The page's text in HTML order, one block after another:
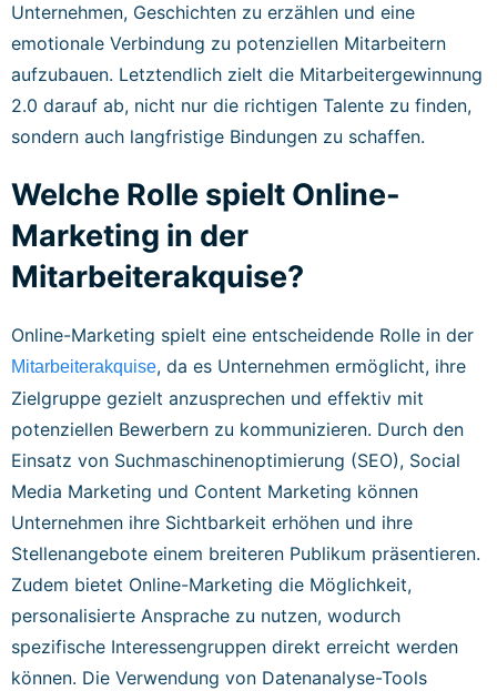
Unternehmen, Geschichten zu erzählen und eine
emotionale Verbindung zu potenziellen Mitarbeitern
aufzubauen. Letztendlich zielt die Mitarbeitergewinnung
2.0 darauf ab, nicht nur die richtigen Talente zu finden,
sondern auch langfristige Bindungen zu schaffen.
Welche Rolle spielt Online-
Marketing in der
Mitarbeiterakquise?
Online-Marketing spielt eine entscheidende Rolle in der
Mitarbeiterakquise, da es Unternehmen ermöglicht, ihre
Zielgruppe gezielt anzusprechen und effektiv mit
potenziellen Bewerbern zu kommunizieren. Durch den
Einsatz von Suchmaschinenoptimierung (SEO), Social
Media Marketing und Content Marketing können
Unternehmen ihre Sichtbarkeit erhöhen und ihre
Stellenangebote einem breiteren Publikum präsentieren.
Zudem bietet Online-Marketing die Möglichkeit,
personalisierte Ansprache zu nutzen, wodurch
spezifische Interessengruppen direkt erreicht werden
können. Die Verwendung von Datenanalyse-Tools